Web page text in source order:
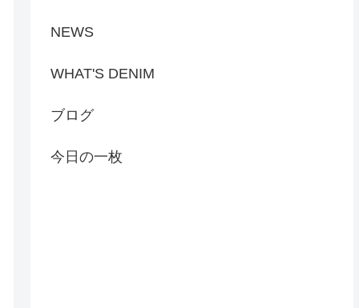
NEWS
WHAT'S DENIM
ブログ
今日の一枚